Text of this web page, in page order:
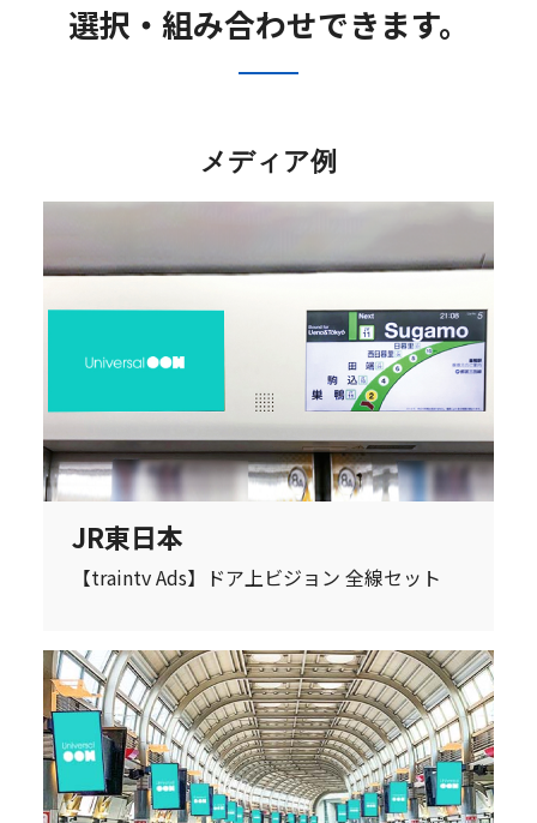
選択・組み合わせできます。
メディア例
JR東日本
【traintv Ads】ドア上ビジョン 全線セット